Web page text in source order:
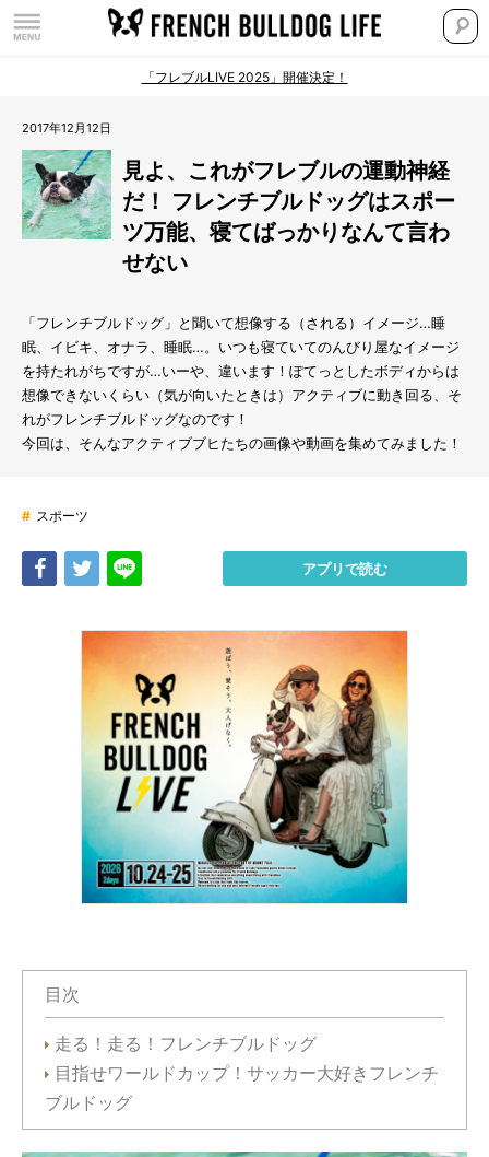
「フレブルLIVE 2025」開催決定！
2017年12月12日
見よ、これがフレブルの運動神経
だ！ フレンチブルドッグはスポー
ツ万能、寝てばっかりなんて言わ
せない
「フレンチブルドッグ」と聞いて想像する（される）イメージ…睡
眠、イビキ、オナラ、睡眠…。いつも寝ていてのんびり屋なイメージ
を持たれがちですが…いーや、違います！ぽてっとしたボディからは
想像できないくらい（気が向いたときは）アクティブに動き回る、そ
れがフレンチブルドッグなのです！
今回は、そんなアクティブブヒたちの画像や動画を集めてみました！
# スポーツ
Share Tweet アプリで読む
目次
走る！走る！フレンチブルドッグ
目指せワールドカップ！サッカー大好きフレンチ
ブルドッグ